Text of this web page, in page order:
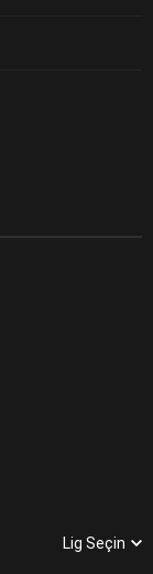
Lig Seçin